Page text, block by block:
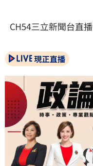
CH54三立新聞台直播
現正直播